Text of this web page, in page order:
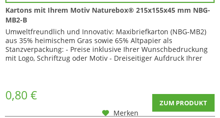
Kartons mit Ihrem Motiv Naturebox® 215x155x45 mm NBG-
MB2-B
Umweltfreundlich und Innovativ: Maxibriefkarton (NBG-MB2)
aus 35% heimischem Gras sowie 65% Altpapier als
Stanzverpackung: - Preise inklusive Ihrer Wunschbedruckung
mit Logo, Schriftzug oder Motiv - Dreiseitiger Aufdruck Ihrer
0,80 € ZUM PRODUKT
Merken